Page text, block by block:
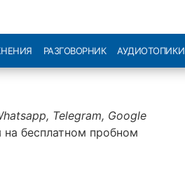
РАЗГОВОРНИК АУДИОТОПИКИ
Telegram, Google
бесплатном пробном